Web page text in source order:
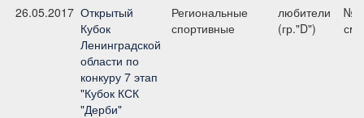
26.05.2017 Открытый
Кубок
Ленинградской
области по
конкуру 7 этап
"Кубок КСК
"Дерби"
Региональные
спортивные
любители
(гр."D")
см